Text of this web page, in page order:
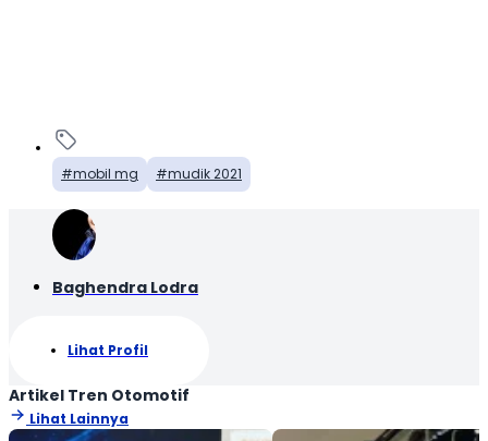
mobil mg mudik 2021
Baghendra Lodra
Lihat Profil
Artikel Tren Otomotif
Lihat Lainnya